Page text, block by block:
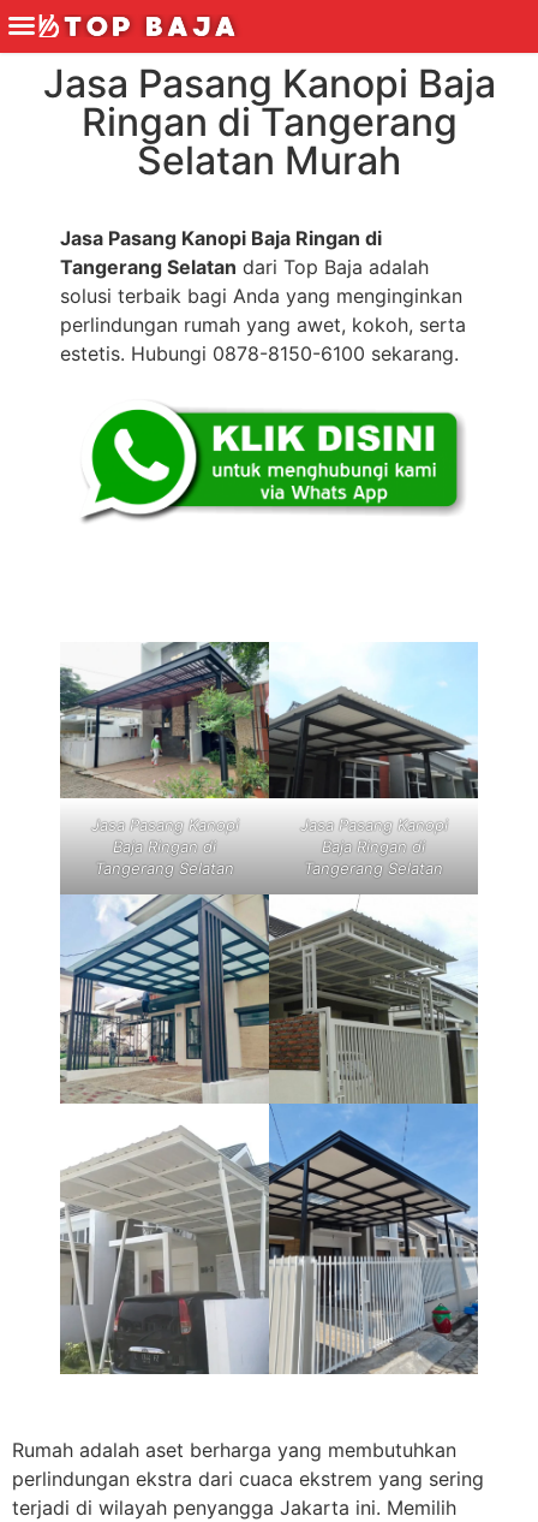
Jasa Pasang Kanopi Baja
Ringan di Tangerang
Selatan Murah
Jasa Pasang Kanopi Baja Ringan di
Tangerang Selatan dari Top Baja adalah
solusi terbaik bagi Anda yang menginginkan
perlindungan rumah yang awet, kokoh, serta
estetis. Hubungi 0878-8150-6100 sekarang.
Jasa Pasang Kanopi
Baja Ringan di
Tangerang Selatan
Jasa Pasang Kanopi
Baja Ringan di
Tangerang Selatan
Rumah adalah aset berharga yang membutuhkan
perlindungan ekstra dari cuaca ekstrem yang sering
terjadi di wilayah penyangga Jakarta ini. Memilih